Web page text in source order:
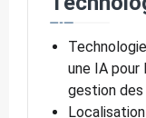
une IA
gestion